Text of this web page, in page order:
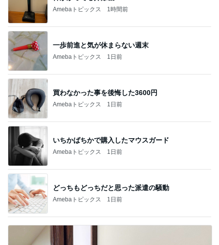
Amebaトピックス 1時間前
一歩前進と気が休まらない週末
Amebaトピックス 1日前
買わなかった事を後悔した3600円
Amebaトピックス 1日前
いちかばちかで購入したマウスガード
Amebaトピックス 1日前
どっちもどっちだと思った派遣の騒動
Amebaトピックス 1日前